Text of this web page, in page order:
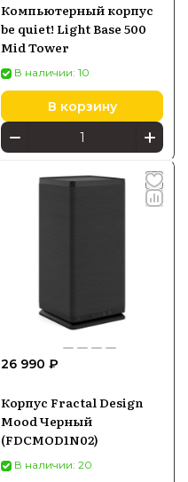
Компьютерный корпус
be quiet! Light Base 500
Mid Tower
В наличии: 10
В корзину
26 990 ₽
Корпус Fractal Design
Mood Черный
(FDCMOD1N02)
В наличии: 20